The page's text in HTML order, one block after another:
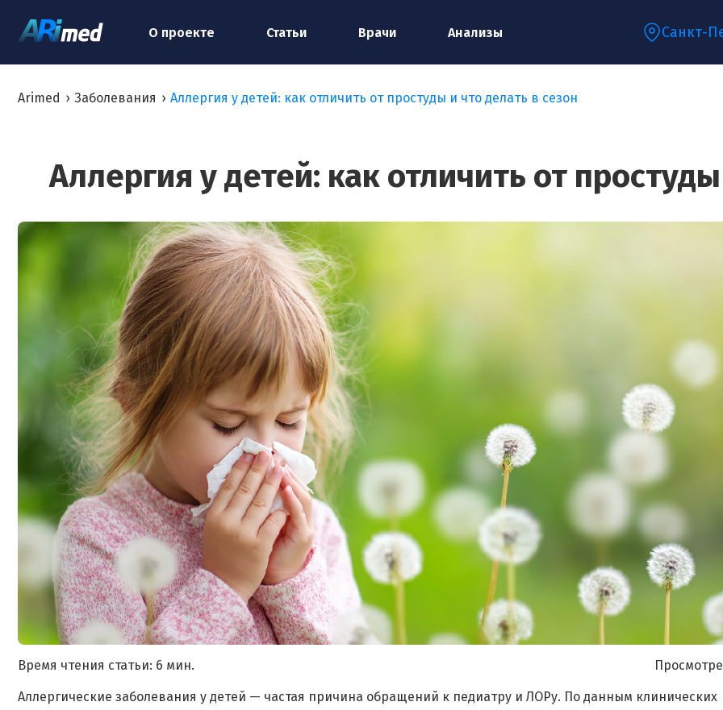
О проекте Статьи Врачи Анализы Санкт-
Arimed › Заболевания › Аллергия у детей: как отличить от простуды и что делать в сезон
Аллергия у детей: как отличить от
Время чтения статьи: 6 мин.
Аллергические заболевания у детей — частая причина обращений к педиатру и ЛОРу. По данным клинических
обработку моих персональных данных